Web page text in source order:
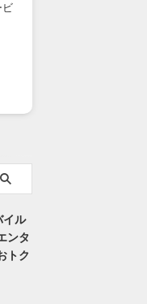
ビ
イル
ンタ
トク